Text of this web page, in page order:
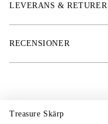
* Detaljer i äkta läder
LEVERANS & RETURER
RECENSIONER
Treasure Skärp